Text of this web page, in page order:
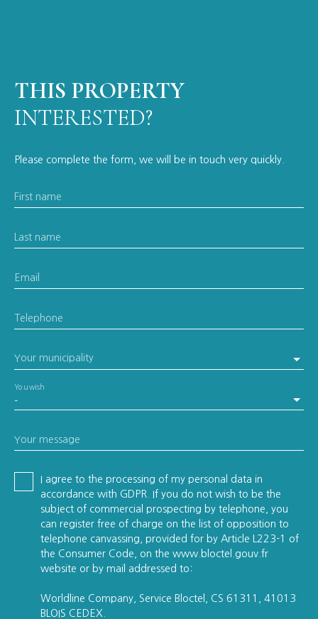
THIS PROPERTY
INTERESTED?
Please complete the form, we will be in touch very quickly.
First name
Last name
Email
Telephone
Your municipality
-
You wish
Your message
I agree to the processing of my personal data in
accordance with GDPR. If you do not wish to be the
subject of commercial prospecting by telephone, you
can register free of charge on the list of opposition to
telephone canvassing, provided for by Article L223-1 of
the Consumer Code, on the www.bloctel.gouv.fr
website or by mail addressed to:
Worldline Company, Service Bloctel, CS 61311, 41013
BLOIS CEDEX.